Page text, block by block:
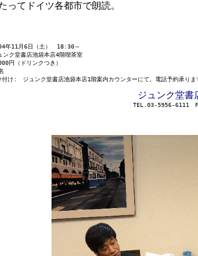
ってドイツ各都市で朗読。
11月6日（土） 18:30～
ク堂書店池袋本店4階喫茶室
円（ドリンクつき）
付け: ジュンク堂書店池袋本店1階案内カウンターにて。電話予約承りま
ジュンク堂
TEL.03-5956-6111